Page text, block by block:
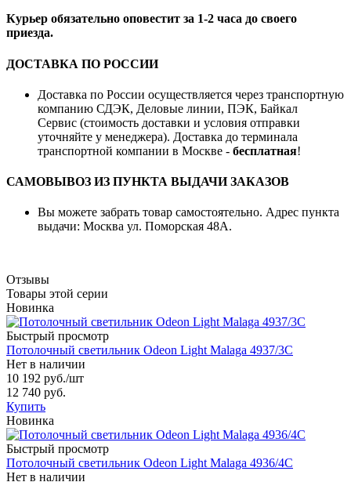
Курьер обязательно оповестит за 1-2 часа до своего
приезда.
ДОСТАВКА ПО РОССИИ
Доставка по России осуществляется через транспортную
компанию СДЭК, Деловые линии, ПЭК, Байкал
Сервис (стоимость доставки и условия отправки
уточняйте у менеджера). Доставка до терминала
транспортной компании в Москве - бесплатная!
САМОВЫВОЗ ИЗ ПУНКТА ВЫДАЧИ ЗАКАЗОВ
Вы можете забрать товар самостоятельно. Адрес пункта
выдачи: Москва ул. Поморская 48А.
Отзывы
Товары этой серии
Новинка
Быстрый просмотр
Потолочный светильник Odeon Light Malaga 4937/3C
Нет в наличии
10 192 руб./шт
12 740 руб.
Купить
Новинка
Быстрый просмотр
Потолочный светильник Odeon Light Malaga 4936/4C
Нет в наличии